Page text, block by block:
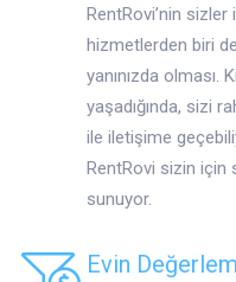
RentRovi’nin
hizmetlerden biri
yanınızda olması.
yaşadığında, sizi
ile iletişime
RentRovi sizin için
sunuyor.
Evin